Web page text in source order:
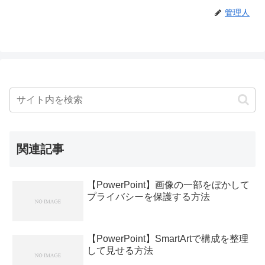
管理人
関連記事
【PowerPoint】画像の一部をぼかして
プライバシーを保護する方法
【PowerPoint】SmartArtで構成を整理
して見せる方法